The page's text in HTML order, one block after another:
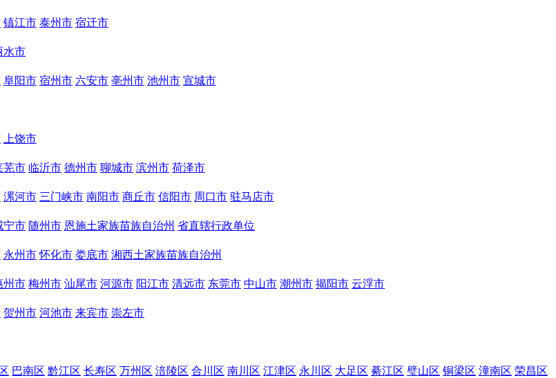
镇江市 泰州市 宿迁市
水市
阜阳市 宿州市 六安市 亳州市 池州市 宣城市
上饶市
芜市 临沂市 德州市 聊城市 滨州市 荷泽市
漯河市 三门峡市 南阳市 商丘市 信阳市 周口市 驻马店市
宁市 随州市 恩施土家族苗族自治州 省直辖行政单位
永州市 怀化市 娄底市 湘西土家族苗族自治州
州市 梅州市 汕尾市 河源市 阳江市 清远市 东莞市 中山市 潮州市 揭阳市 云浮市
贺州市 河池市 来宾市 崇左市
巴南区 黔江区 长寿区 万州区 涪陵区 合川区 南川区 江津区 永川区 大足区 綦江区 璧山区 铜梁区 潼南区 荣昌区